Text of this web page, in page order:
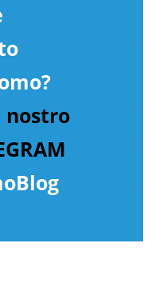
nostro